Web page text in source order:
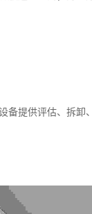
提供评估、拆卸